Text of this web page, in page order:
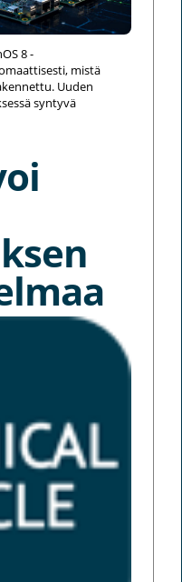
8 -
mistä
Uuden
syntyvä